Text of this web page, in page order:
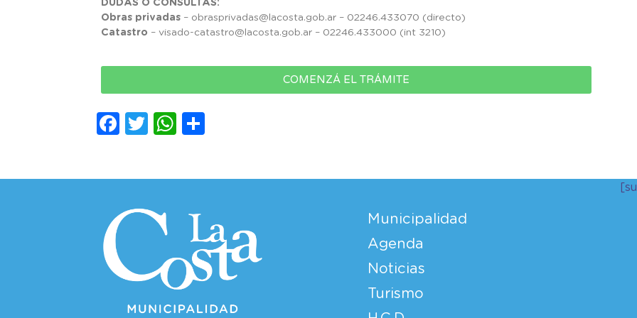
DUDAS O CONSULTAS:
Obras privadas – obrasprivadas@lacosta.gob.ar – 02246.433070 (directo)
Catastro – visado-catastro@lacosta.gob.ar – 02246.433000 (int 3210)
COMENZÁ EL TRÁMITE
Facebook
TwitterWhatsApp
Municipalidad
Agenda
Noticias
Turismo